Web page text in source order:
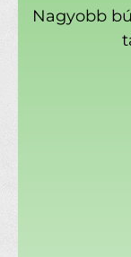
Nagyobb